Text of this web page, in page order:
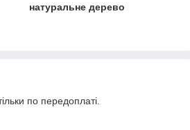
натуральне дерево
по передоплаті.